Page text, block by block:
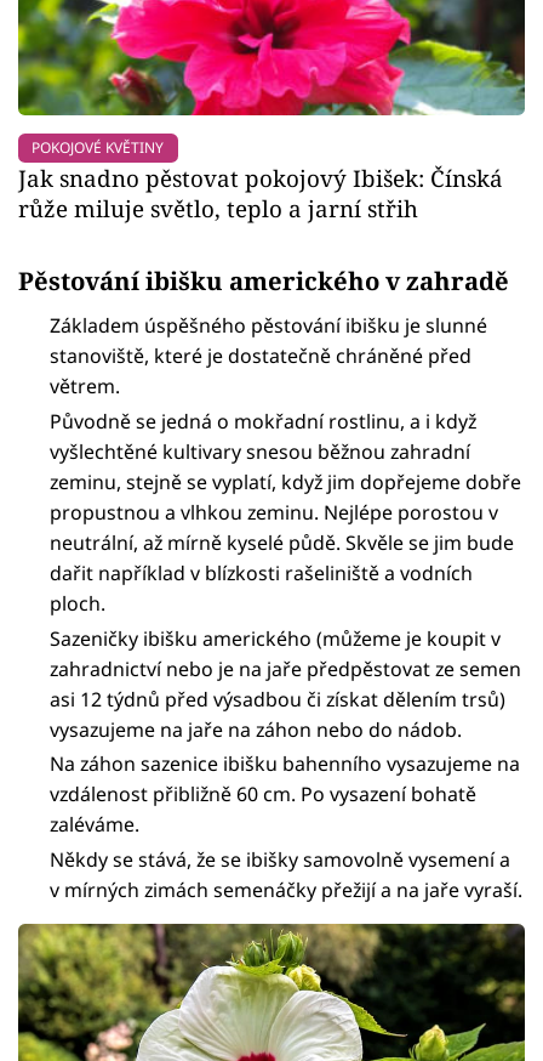
POKOJOVÉ KVĚTINY
Jak snadno pěstovat pokojový Ibišek: Čínská
růže miluje světlo, teplo a jarní střih
Pěstování ibišku amerického v zahradě
Základem úspěšného pěstování ibišku je slunné
stanoviště, které je dostatečně chráněné před
větrem.
Původně se jedná o mokřadní rostlinu, a i když
vyšlechtěné kultivary snesou běžnou zahradní
zeminu, stejně se vyplatí, když jim dopřejeme dobře
propustnou a vlhkou zeminu. Nejlépe porostou v
neutrální, až mírně kyselé půdě. Skvěle se jim bude
dařit například v blízkosti rašeliniště a vodních
ploch.
Sazeničky ibišku amerického (můžeme je koupit v
zahradnictví nebo je na jaře předpěstovat ze semen
asi 12 týdnů před výsadbou či získat dělením trsů)
vysazujeme na jaře na záhon nebo do nádob.
Na záhon sazenice ibišku bahenního vysazujeme na
vzdálenost přibližně 60 cm. Po vysazení bohatě
zaléváme.
Někdy se stává, že se ibišky samovolně vysemení a
v mírných zimách semenáčky přežijí a na jaře vyraší.